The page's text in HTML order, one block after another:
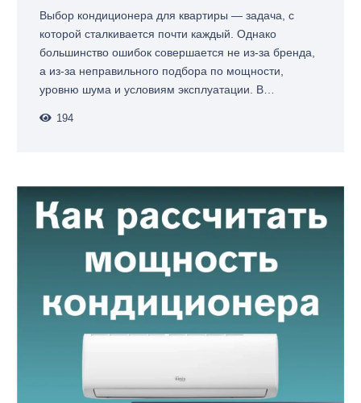
Выбор кондиционера для квартиры — задача, с
которой сталкивается почти каждый. Однако
большинство ошибок совершается не из-за бренда,
а из-за неправильного подбора по мощности,
уровню шума и условиям эксплуатации. В…
194